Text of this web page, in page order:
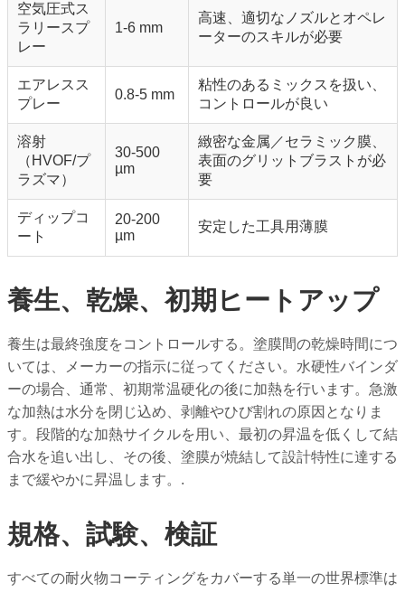
空気圧式ス
ラリースプ
レー
1-6 mm
高速、適切なノズルとオペレ
ーターのスキルが必要
エアレスス
プレー
0.8-5 mm
粘性のあるミックスを扱い、
コントロールが良い
溶射
（HVOF/プ
ラズマ）
30-500
µm
緻密な金属／セラミック膜、
表面のグリットブラストが必
要
ディップコ
ート
20-200
µm
安定した工具用薄膜
養生、乾燥、初期ヒートアップ
養生は最終強度をコントロールする。塗膜間の乾燥時間につ
いては、メーカーの指示に従ってください。水硬性バインダ
ーの場合、通常、初期常温硬化の後に加熱を行います。急激
な加熱は水分を閉じ込め、剥離やひび割れの原因となりま
す。段階的な加熱サイクルを用い、最初の昇温を低くして結
合水を追い出し、その後、塗膜が焼結して設計特性に達する
まで緩やかに昇温します。.
規格、試験、検証
すべての耐火物コーティングをカバーする単一の世界標準は